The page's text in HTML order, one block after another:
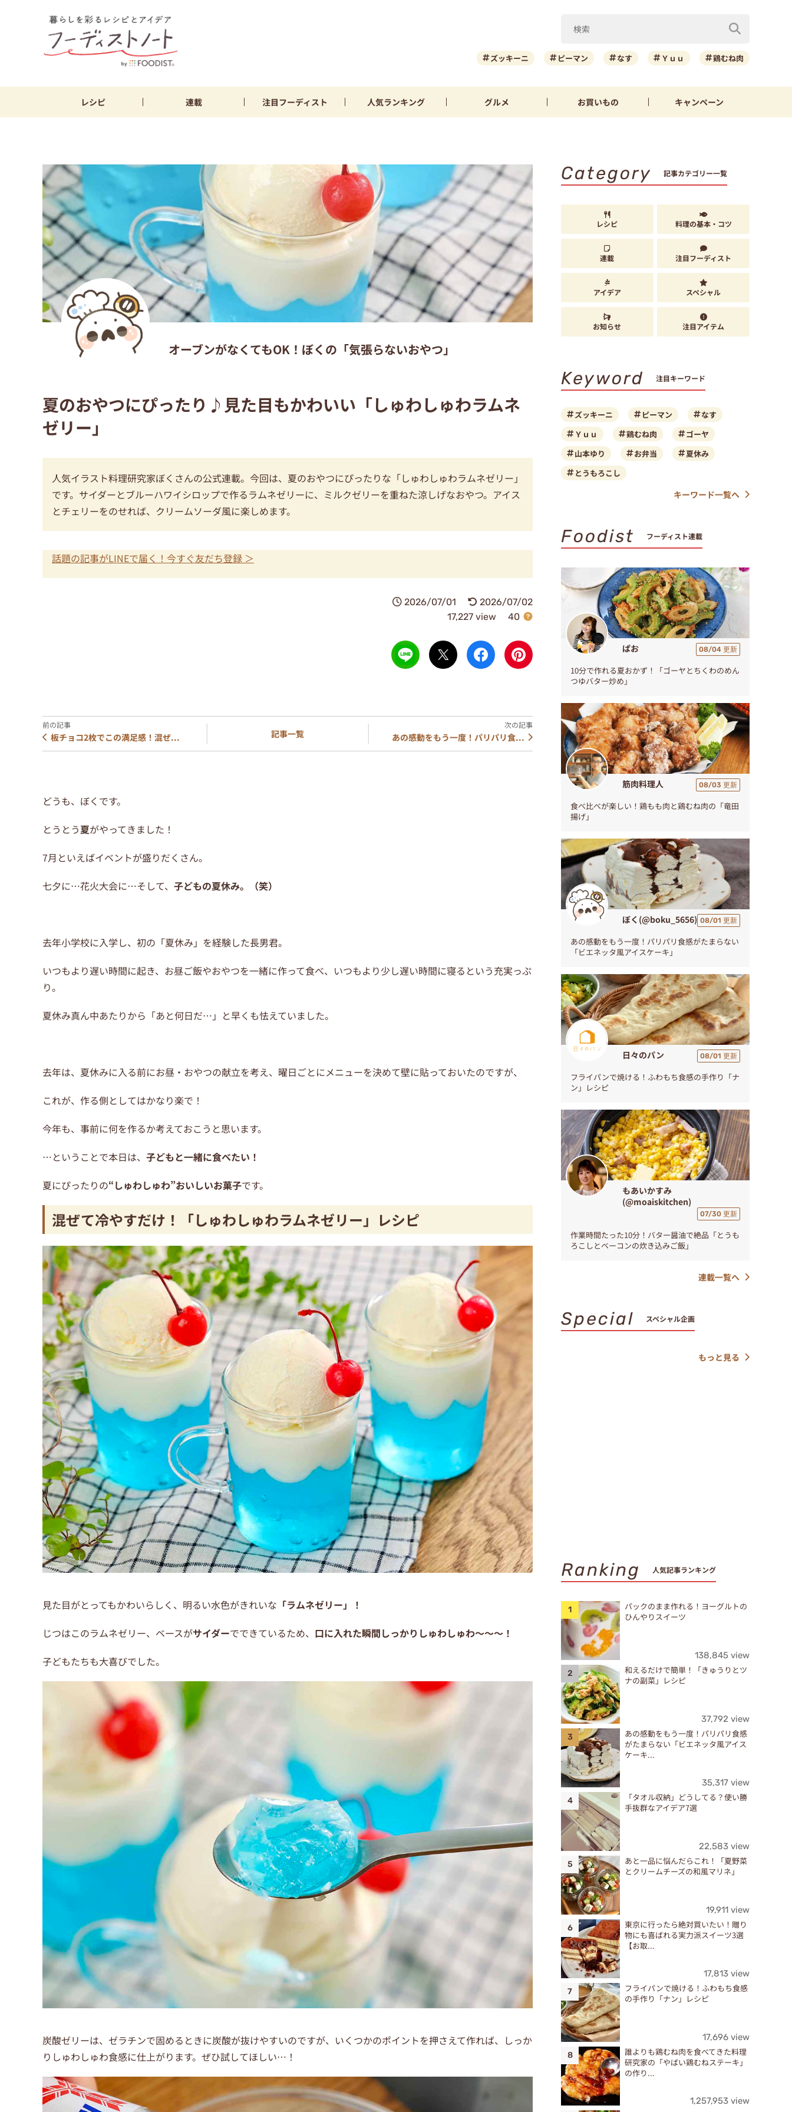
ズッキーニ ピーマン なす Ｙｕｕ 鶏むね肉
レシピ 連載 注目フーディスト 人気ランキング グルメ お買いもの キャンペーン
オーブンがなくてもOK！ぼくの「気張らないおやつ」
夏のおやつにぴったり♪見た目もかわいい「しゅわしゅわラムネ
ゼリー」
人気イラスト料理研究家ぼくさんの公式連載。今回は、夏のおやつにぴったりな「しゅわしゅわラムネゼリー」
です。サイダーとブルーハワイシロップで作るラムネゼリーに、ミルクゼリーを重ねた涼しげなおやつ。アイス
とチェリーをのせれば、クリームソーダ風に楽しめます。
話題の記事がLINEで届く！今すぐ友だち登録 ＞
2026/07/01
2026/07/02
17,227 view
40
板チョコ2枚でこの満足感！混ぜ... 記事一覧 あの感動をもう一度！パリパリ食...
どうも、ぼくです。
とうとう夏がやってきました！
7月といえばイベントが盛りだくさん。
七夕に…花火大会に…そして、 子どもの夏休み。（笑）
去年小学校に入学し、初の「夏休み」を経験した長男君。
いつもより遅い時間に起き、お昼ご飯やおやつを一緒に作って食べ、いつもより少し遅い時間に寝るという充実っぷ
り。
夏休み真ん中あたりから「あと何日だ…」と早くも怯えていました。
去年は、夏休みに入る前にお昼・おやつの献立を考え、曜日ごとにメニューを決めて壁に貼っておいたのですが、
これが、作る側としてはかなり楽で！
今年も、事前に何を作るか考えておこうと思います。
…ということで本日は、 子どもと一緒に食べたい！
夏にぴったりの“しゅわしゅわ”おいしいお菓子です。
混ぜて冷やすだけ！「しゅわしゅわラムネゼリー」レシピ
見た目がとってもかわいらしく、明るい水色がきれいな 「ラムネゼリー」！
じつはこのラムネゼリー、ベースがサイダーでできているため、 口に入れた瞬間しっかりしゅわしゅわ～～～！
子どもたちも大喜びでした。
炭酸ゼリーは、ゼラチンで固めるときに炭酸が抜けやすいのですが、いくつかのポイントを押さえて作れば、しっか
りしゅわしゅわ食感に仕上がります。ぜひ試してほしい…！
Category 記事カテゴリー一覧
レシピ 料理の基本・コツ
連載 注目フーディスト
アイデア スペシャル
お知らせ 注目アイテム
Keyword 注目キーワード
ズッキーニ ピーマン
なす
Ｙｕｕ
鶏むね肉
ゴーヤ
山本ゆり
お弁当
夏休み
とうもろこし
キーワード一覧へ
Foodist フーディスト連載
ぱお 08/04 更新
10分で作れる夏おかず！「ゴーヤとちくわのめん
つゆバター炒め」
筋肉料理人 08/03 更新
食べ比べが楽しい！鶏もも肉と鶏むね肉の「竜田
揚げ」
ぼく(@boku_5656) 08/01 更新
あの感動をもう一度！パリパリ食感がたまらない
「ビエネッタ風アイスケーキ」
日々のパン 08/01 更新
フライパンで焼ける！ふわもち食感の手作り「ナ
ン」レシピ
もあいかすみ
(@moaiskitchen)
07/30 更新
作業時間たった10分！バター醤油で絶品「とうも
ろこしとベーコンの炊き込みご飯」
連載一覧へ
Special スペシャル企画
もっと見る
Ranking 人気記事ランキング
パックのまま作れる！ヨーグルトの
ひんやりスイーツ
138,845 view
和えるだけで簡単！「きゅうりとツ
ナの副菜」レシピ
37,792 view
あの感動をもう一度！パリパリ食感
がたまらない「ビエネッタ風アイス
ケーキ...
35,317 view
「タオル収納」どうしてる？使い勝
手抜群なアイデア7選
22,583 view
あと一品に悩んだらこれ！「夏野菜
とクリームチーズの和風マリネ」
19,911 view
東京に行ったら絶対買いたい！贈り
物にも喜ばれる実力派スイーツ3選
【お取...
17,813 view
フライパンで焼ける！ふわもち食感
の手作り「ナン」レシピ
17,696 view
誰よりも鶏むね肉を食べてきた料理
研究家の「やばい鶏むねステーキ」
の作り...
1,257,953 view